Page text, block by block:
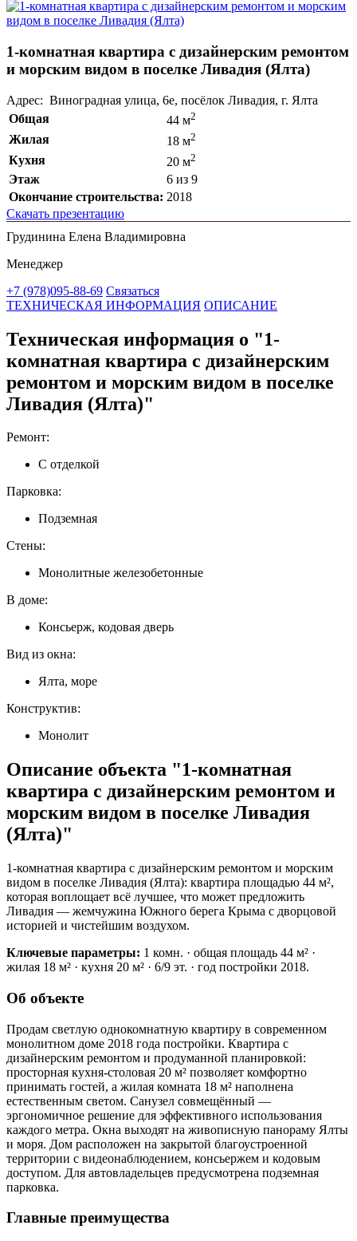
1-комнатная квартира с дизайнерским ремонтом
и морским видом в поселке Ливадия (Ялта)
Адрес: Виноградная улица, 6е, посёлок Ливадия, г. Ялта
Общая
44 м2
Жилая 18 м2
Кухня 20 м2
Этаж
6 из 9
Окончание строительства: 2018
Скачать презентацию
Грудинина Елена Владимировна
Менеджер
+7 (978)095-88-69 Связаться
ТЕХНИЧЕСКАЯ ИНФОРМАЦИЯ ОПИСАНИЕ
Техническая информация о "1-
комнатная квартира с дизайнерским
ремонтом и морским видом в поселке
Ливадия (Ялта)"
Ремонт:
С отделкой
Парковка:
Подземная
Стены:
Монолитные железобетонные
В доме:
Консьерж, кодовая дверь
Вид из окна:
Ялта, море
Конструктив:
Монолит
Описание объекта "1-комнатная
квартира с дизайнерским ремонтом и
морским видом в поселке Ливадия
(Ялта)"
1-комнатная квартира с дизайнерским ремонтом и морским
видом в поселке Ливадия (Ялта): квартира площадью 44 м²,
которая воплощает всё лучшее, что может предложить
Ливадия — жемчужина Южного берега Крыма с дворцовой
историей и чистейшим воздухом.
Ключевые параметры: 1 комн. · общая площадь 44 м² ·
жилая 18 м² · кухня 20 м² · 6/9 эт. · год постройки 2018.
Об объекте
Продам светлую однокомнатную квартиру в современном
монолитном доме 2018 года постройки. Квартира с
дизайнерским ремонтом и продуманной планировкой:
просторная кухня-столовая 20 м² позволяет комфортно
принимать гостей, а жилая комната 18 м² наполнена
естественным светом. Санузел совмещённый —
эргономичное решение для эффективного использования
каждого метра. Окна выходят на живописную панораму Ялты
и моря. Дом расположен на закрытой благоустроенной
территории с видеонаблюдением, консьержем и кодовым
доступом. Для автовладельцев предусмотрена подземная
парковка.
Главные преимущества